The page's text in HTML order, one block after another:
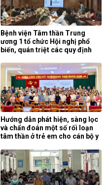
Bệnh viện Tâm thần Trung
ương 1 tổ chức Hội nghị phổ
biến, quán triệt các quy định
Hướng dẫn phát hiện, sàng lọc
và chẩn đoán một số rối loạn
tâm thần ở trẻ em cho cán bộ y